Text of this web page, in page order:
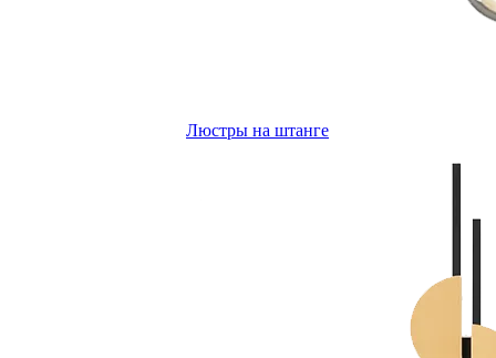
Люстры на штанге